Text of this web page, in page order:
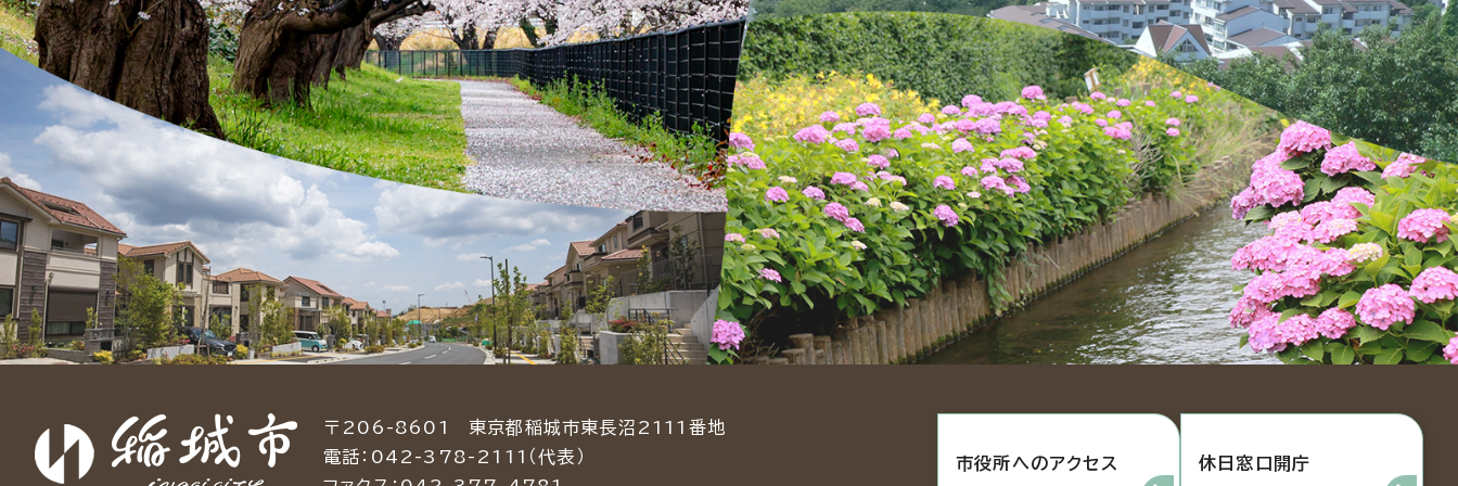
〒206-8601 東京都稲城市東長沼2111番地
電話：042-378-2111（代表）
市役所へのアクセス 休日窓口開庁